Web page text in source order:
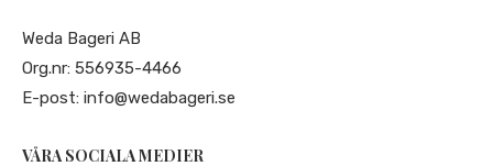
Weda Bageri AB
Org.nr: 556935-4466
E-post: info@wedabageri.se
VÅRA SOCIALA MEDIER